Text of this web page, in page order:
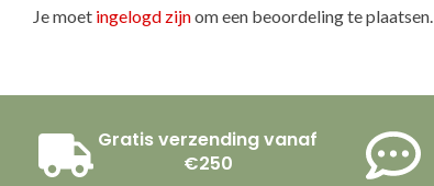
Je moet ingelogd zijnom een beoordeling te plaatsen.
Gratis verzending vanaf
€250